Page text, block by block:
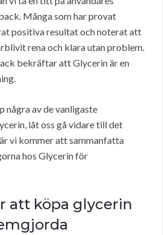
Många som har provat
positiva resultat och noterat att
rena och klara utan problem.
bekräftar att Glycerin är en
några av de vanligaste
låt oss gå vidare till det
vi kommer att sammanfatta
hos Glycerin för
att köpa glycerin